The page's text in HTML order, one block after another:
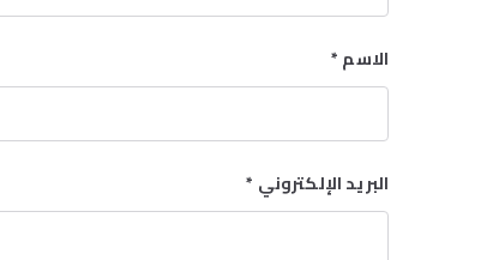
الاسم*
البريد الإلكتروني *